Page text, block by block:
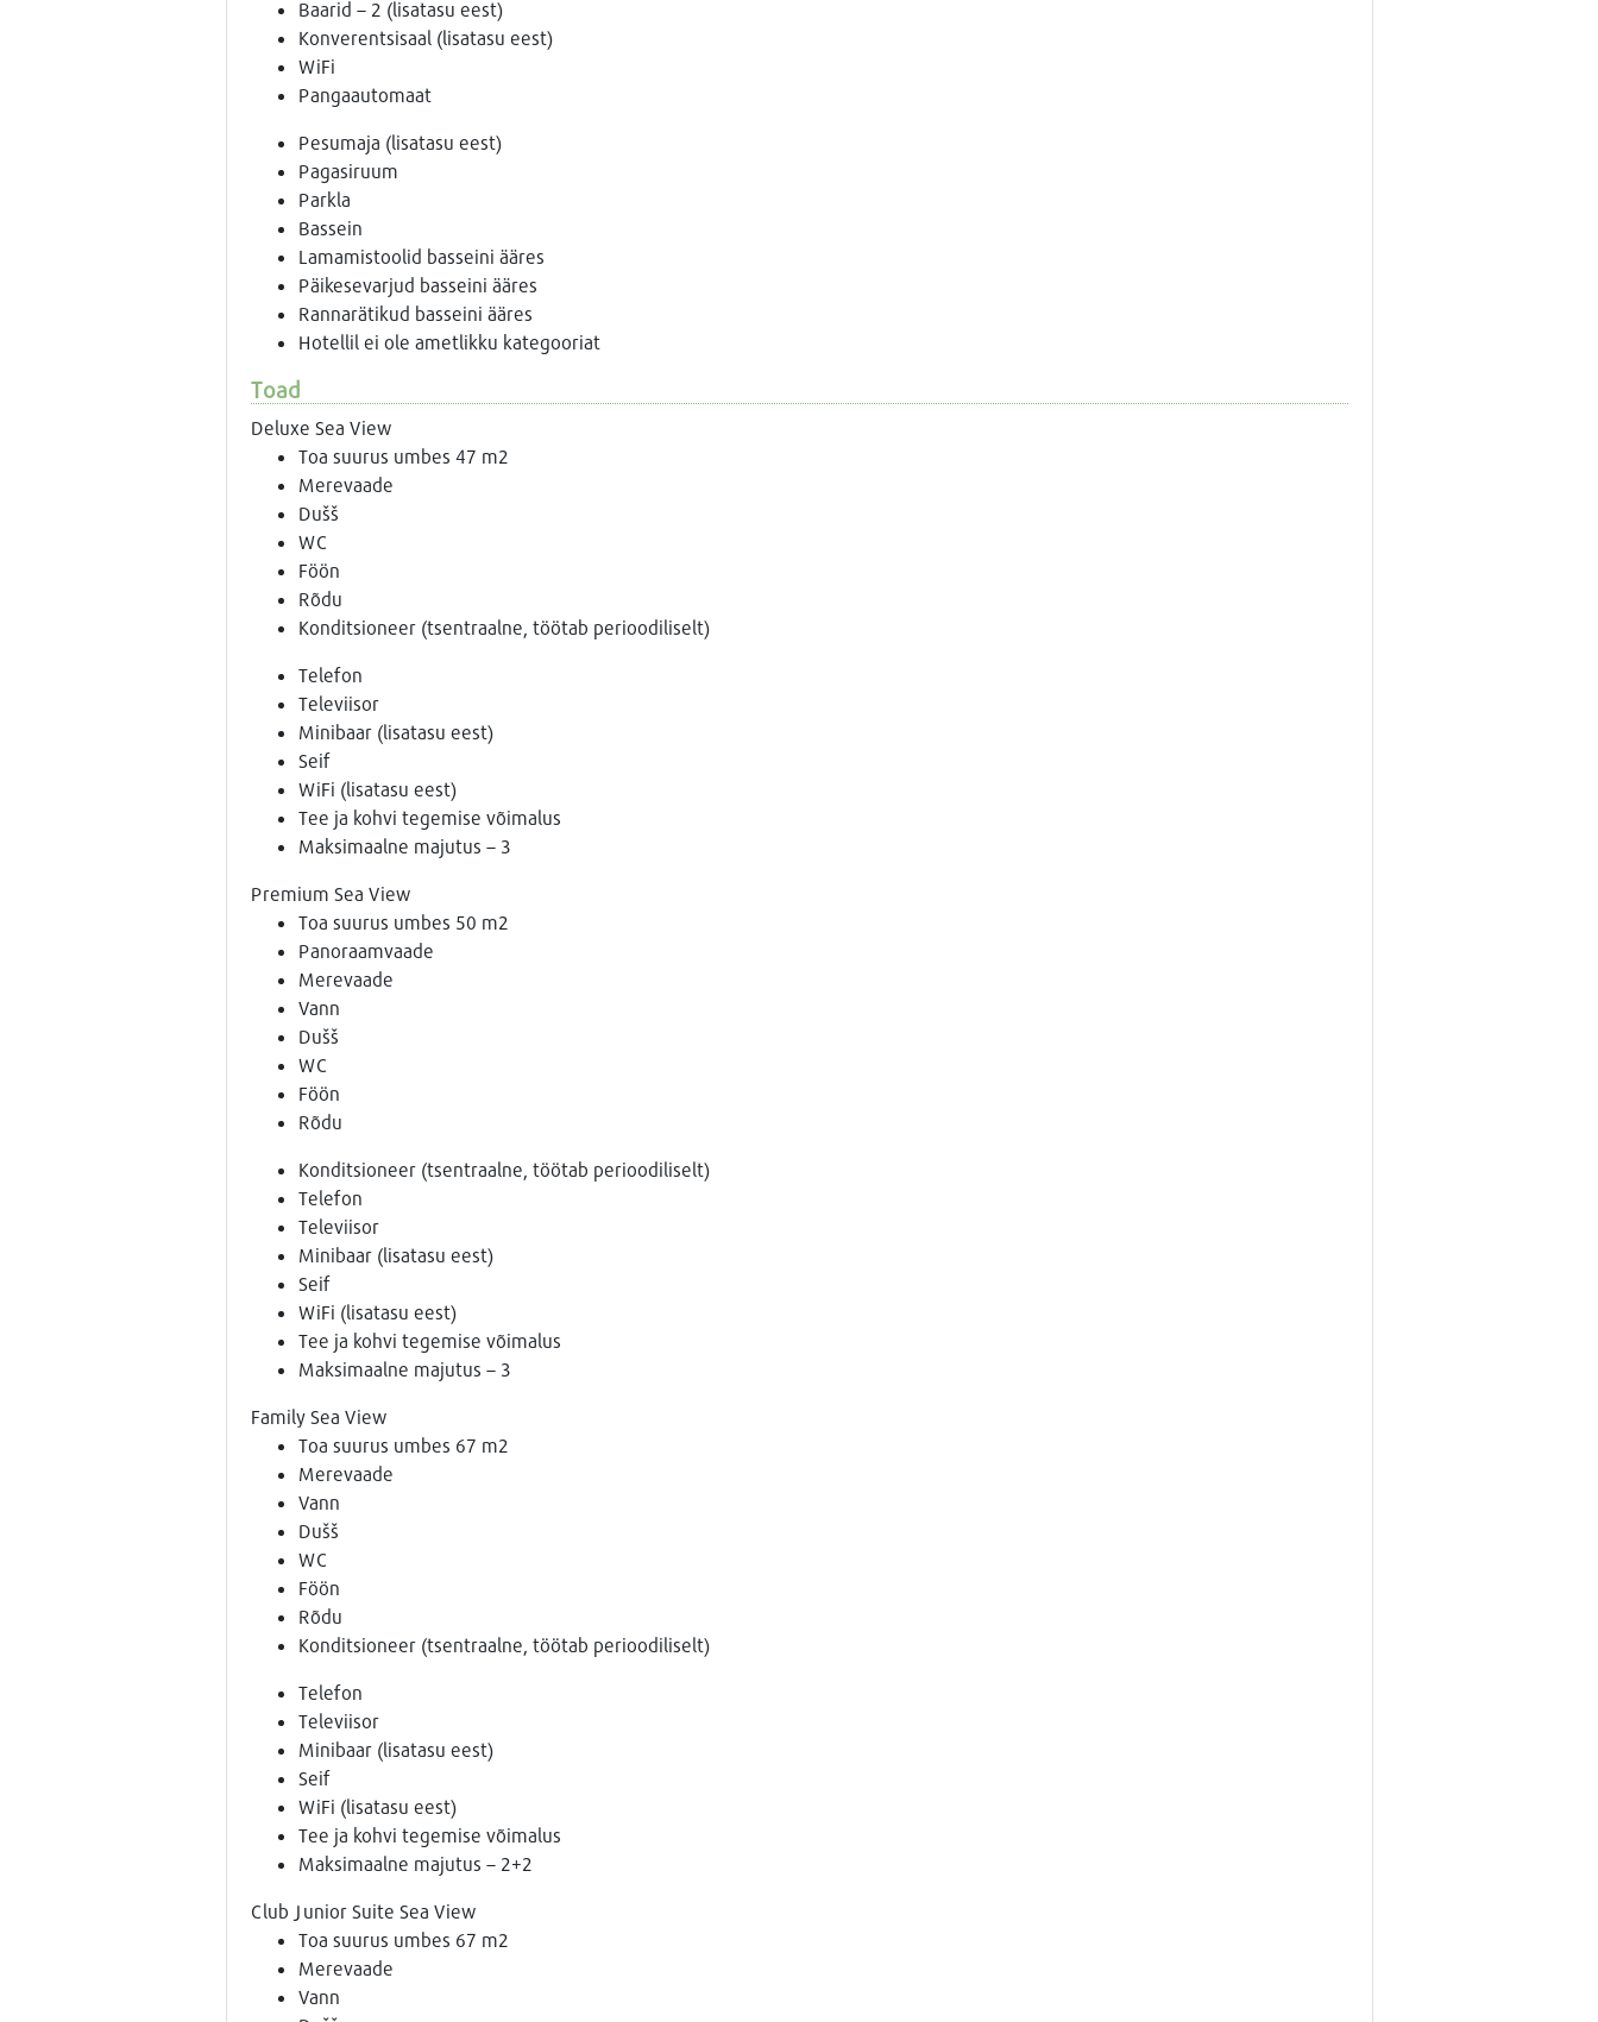
Baarid – 2 (lisatasu eest)
Konverentsisaal (lisatasu eest)
WiFi
Pangaautomaat
Pesumaja (lisatasu eest)
Pagasiruum
Parkla
Bassein
Lamamistoolid basseini ääres
Päikesevarjud basseini ääres
Rannarätikud basseini ääres
Hotellil ei ole ametlikku kategooriat
Toad
Deluxe Sea View
Toa suurus umbes 47 m2
Merevaade
Dušš
WC
Föön
Rõdu
Konditsioneer (tsentraalne, töötab perioodiliselt)
Telefon
Televiisor
Minibaar (lisatasu eest)
Seif
WiFi (lisatasu eest)
Tee ja kohvi tegemise võimalus
Maksimaalne majutus – 3
Premium Sea View
Toa suurus umbes 50 m2
Panoraamvaade
Merevaade
Vann
Dušš
WC
Föön
Rõdu
Konditsioneer (tsentraalne, töötab perioodiliselt)
Telefon
Televiisor
Minibaar (lisatasu eest)
Seif
WiFi (lisatasu eest)
Tee ja kohvi tegemise võimalus
Maksimaalne majutus – 3
Family Sea View
Toa suurus umbes 67 m2
Merevaade
Vann
Dušš
WC
Föön
Rõdu
Konditsioneer (tsentraalne, töötab perioodiliselt)
Telefon
Televiisor
Minibaar (lisatasu eest)
Seif
WiFi (lisatasu eest)
Tee ja kohvi tegemise võimalus
Maksimaalne majutus – 2+2
Club Junior Suite Sea View
Toa suurus umbes 67 m2
Merevaade
Vann